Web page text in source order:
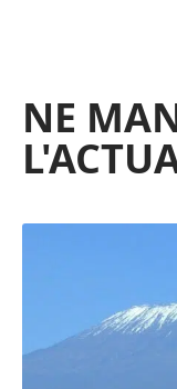
NE